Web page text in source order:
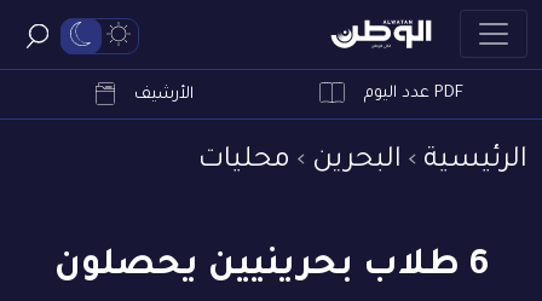
PDF عدد اليوم الأرشيف
الرئيسية البحرين محليات
6 طلاب بحرينيين يحصلون